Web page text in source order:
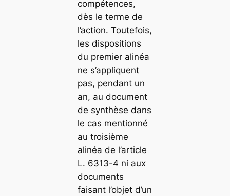
compétences,
dès le terme de
l’action. Toutefois,
les dispositions
du premier alinéa
ne s’appliquent
pas, pendant un
an, au document
de synthèse dans
le cas mentionné
au troisième
alinéa de l’article
L. 6313-4 ni aux
documents
faisant l’objet d’un